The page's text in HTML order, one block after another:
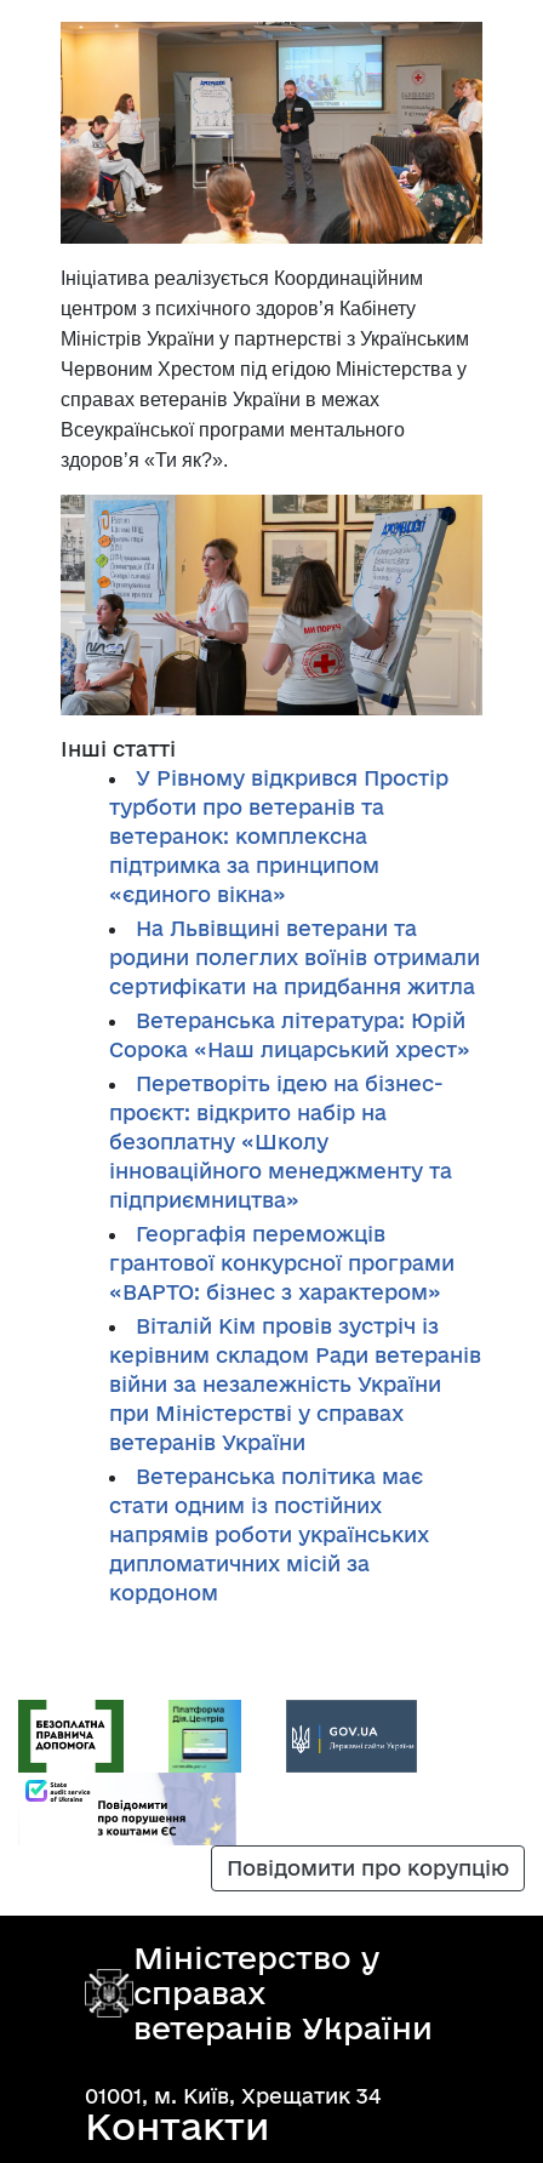
Ініціатива реалізується Координаційним
центром з психічного здоров’я Кабінету
Міністрів України у партнерстві з Українським
Червоним Хрестом під егідою Міністерства у
справах ветеранів України в межах
Всеукраїнської програми ментального
здоров’я «Ти як?».
Інші статті
У Рівному відкрився Простір
турботи про ветеранів та
ветеранок: комплексна
підтримка за принципом
«єдиного вікна»
На Львівщині ветерани та
родини полеглих воїнів отримали
сертифікати на придбання житла
Ветеранська література: Юрій
Сорока «Наш лицарський хрест»
Перетворіть ідею на бізнес-
проєкт: відкрито набір на
безоплатну «Школу
інноваційного менеджменту та
підприємництва»
Георгафія переможців
грантової конкурсної програми
«ВАРТО: бізнес з характером»
Віталій Кім провів зустріч із
керівним складом Ради ветеранів
війни за незалежність України
при Міністерстві у справах
ветеранів України
Ветеранська політика має
стати одним із постійних
напрямів роботи українських
дипломатичних місій за
кордоном
Повідомити про корупцію
Міністерство у
справах
ветеранів України
01001, м. Київ, Хрещатик 34
Контакти